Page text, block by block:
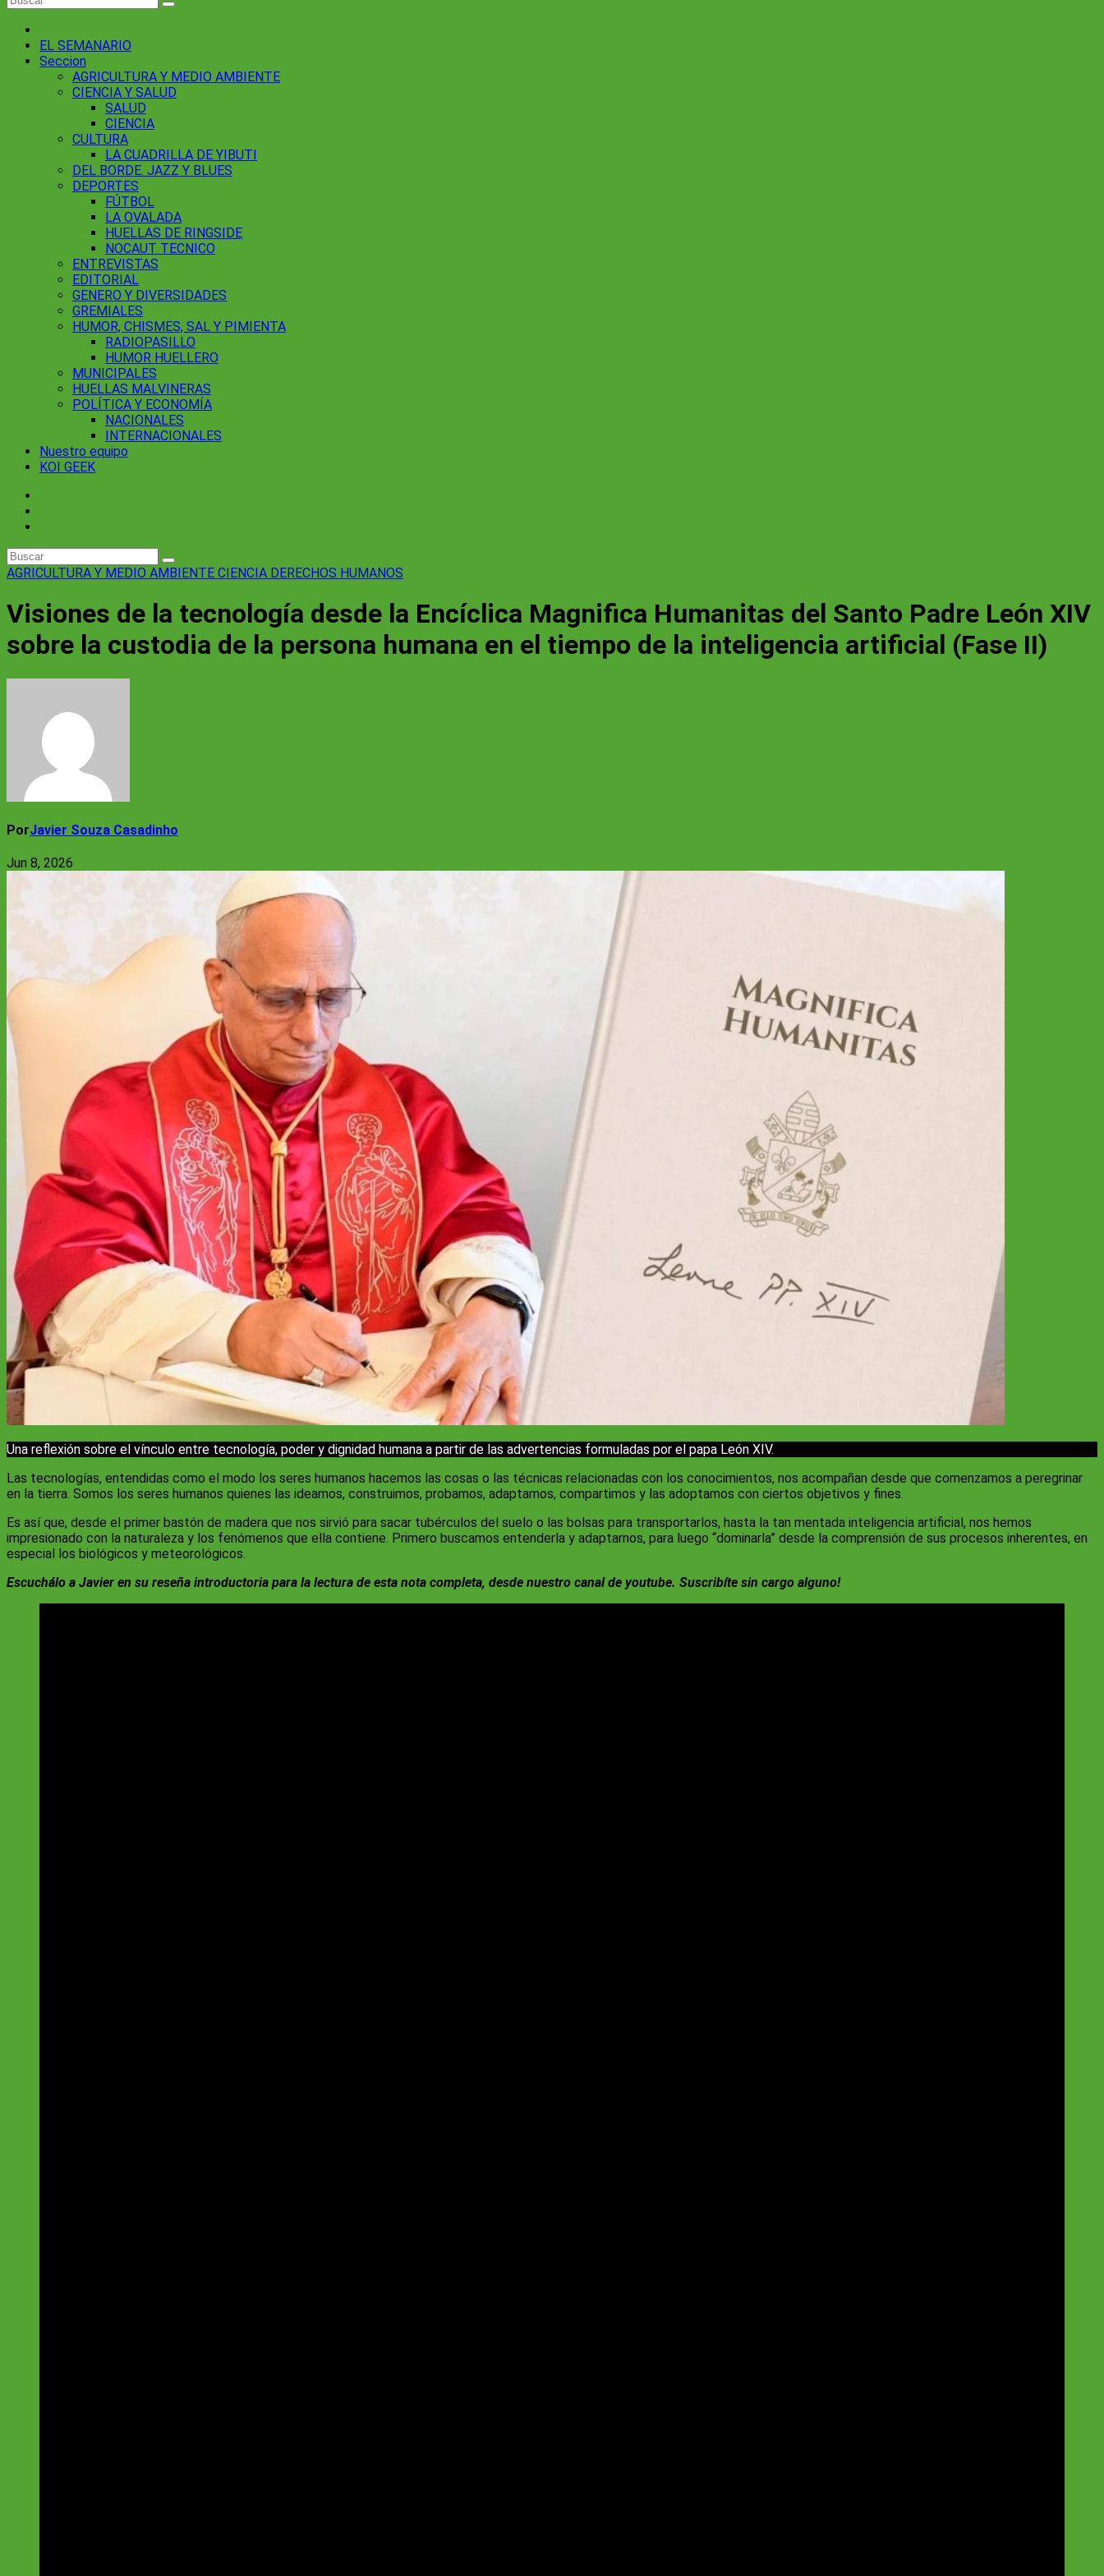
EL SEMANARIO
Seccion
AGRICULTURA Y MEDIO AMBIENTE
CIENCIA Y SALUD
SALUD
CIENCIA
CULTURA
LA CUADRILLA DE YIBUTI
DEL BORDE. JAZZ Y BLUES
DEPORTES
FÚTBOL
LA OVALADA
HUELLAS DE RINGSIDE
NOCAUT TECNICO
ENTREVISTAS
EDITORIAL
GENERO Y DIVERSIDADES
GREMIALES
HUMOR, CHISMES, SAL Y PIMIENTA
RADIOPASILLO
HUMOR HUELLERO
MUNICIPALES
HUELLAS MALVINERAS
POLÍTICA Y ECONOMÍA
NACIONALES
INTERNACIONALES
Nuestro equipo
KOI GEEK
AGRICULTURA Y MEDIO AMBIENTE CIENCIA DERECHOS HUMANOS
Visiones de la tecnología desde la Encíclica Magnifica Humanitas del Santo Padre León XIV
sobre la custodia de la persona humana en el tiempo de la inteligencia artificial (Fase II)
PorJavier Souza Casadinho
Jun 8, 2026
Una reflexión sobre el vínculo entre tecnología, poder y dignidad humana a partir de las advertencias formuladas por el papa León XIV.
Las tecnologías, entendidas como el modo los seres humanos hacemos las cosas o las técnicas relacionadas con los conocimientos, nos acompañan desde que comenzamos a peregrinar
en la tierra. Somos los seres humanos quienes las ideamos, construimos, probamos, adaptamos, compartimos y las adoptamos con ciertos objetivos y fines.
Es así que, desde el primer bastón de madera que nos sirvió para sacar tubérculos del suelo o las bolsas para transportarlos, hasta la tan mentada inteligencia artificial, nos hemos
impresionado con la naturaleza y los fenómenos que ella contiene. Primero buscamos entenderla y adaptarnos, para luego “dominarla” desde la comprensión de sus procesos inherentes, en
especial los biológicos y meteorológicos.
Escuchálo a Javier en su reseña introductoria para la lectura de esta nota completa, desde nuestro canal de youtube. Suscribíte sin cargo alguno!